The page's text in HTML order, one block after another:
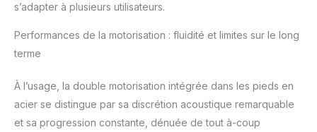
montage facile vous
permet de l’intégrer
que vous attendiez!
POLYVALENCE À SON
MEILLEUR: Recherchez-
s’adapter à plusieurs utilisateurs.
Performances de la motorisation : fluidité et limites sur le long
terme
À l’usage, la double motorisation intégrée dans les pieds en
acier se distingue par sa discrétion acoustique remarquable
et sa progression constante, dénuée de tout à-coup